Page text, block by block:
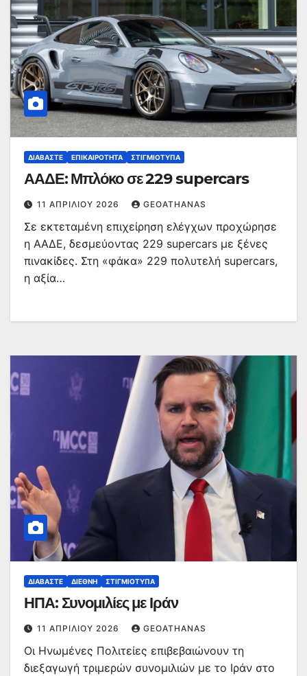
ΔΙΑΒΆΣΤΕ ΕΠΙΚΑΙΡΌΤΗΤΑ ΣΤΙΓΜΙΌΤΥΠΑ
ΑΑΔΕ: Μπλόκο σε 229 supercars
11 ΑΠΡΙΛΊΟΥ 2026 GEOATHANAS
Σε εκτεταμένη επιχείρηση ελέγχων προχώρησε
η ΑΑΔΕ, δεσμεύοντας 229 supercars με ξένες
πινακίδες. Στη «φάκα» 229 πολυτελή supercars,
η αξία…
ΔΙΑΒΆΣΤΕ ΔΙΕΘΝΉ ΣΤΙΓΜΙΌΤΥΠΑ
ΗΠΑ: Συνομιλίες με Ιράν
11 ΑΠΡΙΛΊΟΥ 2026 GEOATHANAS
Οι Ηνωμένες Πολιτείες επιβεβαιώνουν τη
διεξαγωγή τριμερών συνομιλιών με το Ιράν στο